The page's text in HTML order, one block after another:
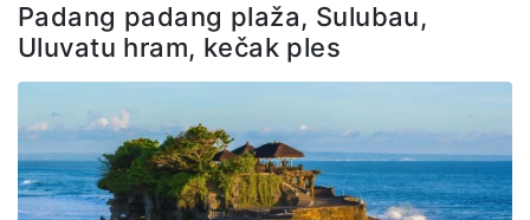
Padang padang plaža, Sulubau,
Uluvatu hram, kečak ples